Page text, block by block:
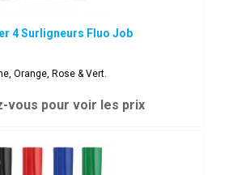
4 Surligneurs Fluo Job
Orange, Rose & Vert.
vous pour voir les prix